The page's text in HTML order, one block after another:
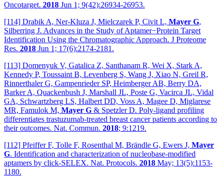
Oncotarget. 2018 Jun 1; 9(42):26934-26953.
[114] Drabik A, Ner-Kluza J, Mielczarek P, Civit L, Mayer G,
Silberring J. Advances in the Study of Aptamer−Protein Target
Identification Using the Chromatographic Approach. J Proteome
Res. 2018 Jun 1; 17(6):2174-2181.
[113] Domenyuk V, Gatalica Z, Santhanam R, Wei X, Stark A,
Kennedy P, Toussaint B, Levenberg S, Wang J, Xiao N, Greil R,
Rinnerthaler G, Gampenrieder SP, Heimberger AB, Berry DA,
Barker A, Quackenbush J, Marshall JL, Poste G, Vacirca JL, Vidal
GA, Schwartzberg LS, Halbert DD, Voss A, Magee D, Miglarese
MR, Famulok M, Mayer G & Spetzler D. Poly-ligand profiling
differentiates trastuzumab-treated breast cancer patients according to
their outcomes. Nat. Commun. 2018; 9:1219.
[112] Pfeiffer F, Tolle F, Rosenthal M, Brändle G, Ewers J, Mayer
G. Identification and characterization of nucleobase-modified
aptamers by click-SELEX. Nat. Protocols. 2018 May; 13(5):1153-
1180.